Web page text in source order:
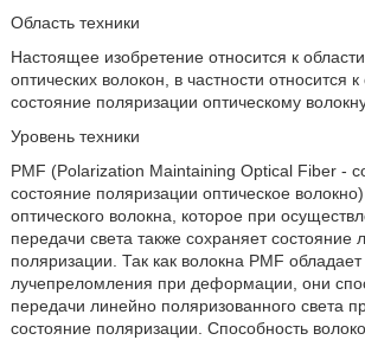
Область техники
Настоящее изобретение относится к
оптических волокон, в частности относится
состояние поляризации оптическому
Уровень техники
PMF (Polarization Maintaining Optical Fiber -
состояние поляризации оптическое
оптического волокна, которое при
передачи света также сохраняет состояние
поляризации. Так как волокна PMF
лучепреломления при деформации, они
передачи линейно поляризованного света
состояние поляризации. Способность